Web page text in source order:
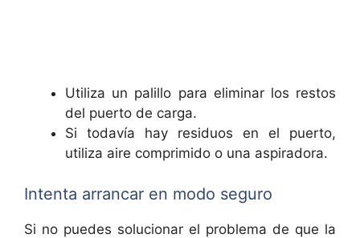
Utiliza un palillo para eliminar los restos
del puerto de carga.
Si todavía hay residuos en el puerto,
utiliza aire comprimido o una aspiradora.
Intenta arrancar en modo seguro
Si no puedes solucionar el problema de que la